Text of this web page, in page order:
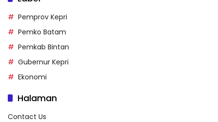
Pemprov Kepri
Pemko Batam
Pemkab Bintan
Gubernur Kepri
Ekonomi
Halaman
Contact Us